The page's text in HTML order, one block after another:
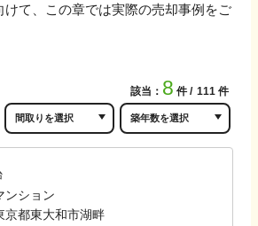
けて、この章では実際の売却事例をご
該当： 8 件 111 件
ンション
京都東大和市湖畔